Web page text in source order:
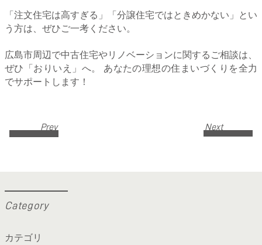
「注文住宅は高すぎる」「分譲住宅ではときめかない」とい
う方は、ぜひご一考ください。
広島市周辺で中古住宅やリノベーションに関するご相談は、
ぜひ「おりいえ」へ。 あなたの理想の住まいづくりを全力
でサポートします！
Prev Next
Category
カテゴリ